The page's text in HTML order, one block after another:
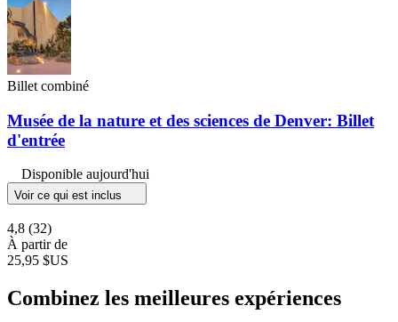
Billet combiné
Musée de la nature et des sciences de Denver: Billet
d'entrée
Disponible aujourd'hui
Voir ce qui est inclus
4,8 (32)
À partir de
25,95 $US
Combinez les meilleures expériences